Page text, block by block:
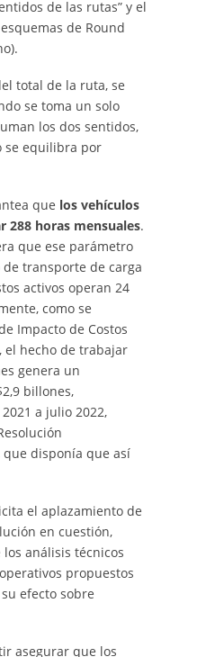
de las rutas” y el
de Round
total de la ruta, se
se toma un solo
los dos sentidos,
se equilibra por
que los vehículos
288 horas mensuales.
que ese parámetro
transporte de carga
activos operan 24
como se
Impacto de Costos
el hecho de trabajar
genera un
billones,
a julio 2022,
que disponía que así
el aplazamiento de
en cuestión,
análisis técnicos
propuestos
efecto sobre
asegurar que los